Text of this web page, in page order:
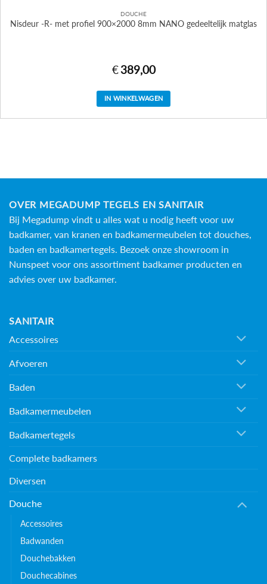
DOUCHE
Nisdeur -R- met profiel 900×2000 8mm NANO gedeeltelijk matglas
€ 389,00
IN WINKELWAGEN
OVER MEGADUMP TEGELS EN SANITAIR
Bij Megadump vindt u alles wat u nodig heeft voor uw
badkamer, van kranen en badkamermeubelen tot douches,
baden en badkamertegels . Bezoek onze showroom in
Nunspeet voor ons assortiment badkamer producten en
advies over uw badkamer.
SANITAIR
Accessoires
Afvoeren
Baden
Badkamermeubelen
Badkamertegels
Complete badkamers
Diversen
Douche
Accessoires
Badwanden
Douchebakken
Douchecabines